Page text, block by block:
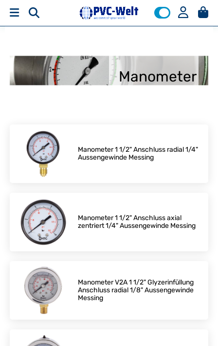
Manometer
Manometer 1 1/2" Anschluss radial 1/4"
Aussengewinde Messing
Manometer 1 1/2" Anschluss axial
zentriert 1/4" Aussengewinde Messing
Manometer V2A 1 1/2" Glyzerinfüllung
Anschluss radial 1/8" Aussengewinde
Messing